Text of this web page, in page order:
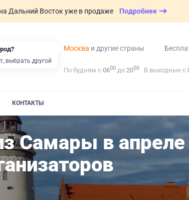
на Дальний Восток уже в продаже Подробнее
Москва и другие страны
По будням с 0600 до 2000 В выходные с
КОНТАКТЫ
Самары в
выбрать другой